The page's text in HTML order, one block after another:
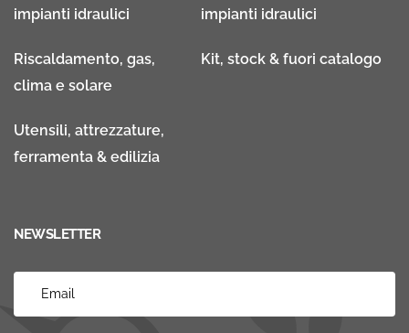
impianti idraulici
impianti idraulici
Riscaldamento, gas,
clima e solare
Kit, stock & fuori catalogo
Utensili, attrezzature,
ferramenta & edilizia
NEWSLETTER